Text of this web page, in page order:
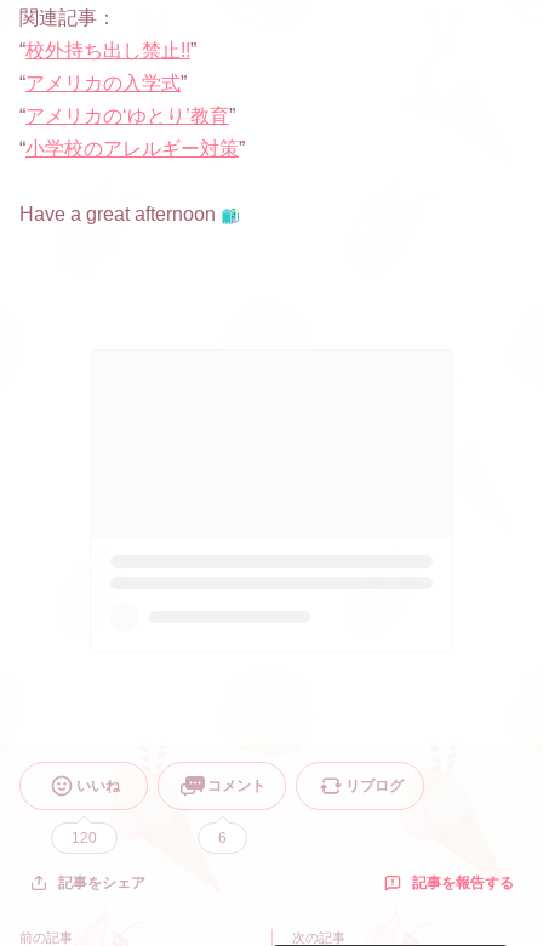
関連記事：
“校外持ち出し禁止!!”
“アメリカの入学式”
“アメリカの‘ゆとり’教育”
“小学校のアレルギー対策”
Have a great afternoon
いいね
120
コメント
6
リブログ
記事をシェア 記事を報告する
前の記事 次の記事